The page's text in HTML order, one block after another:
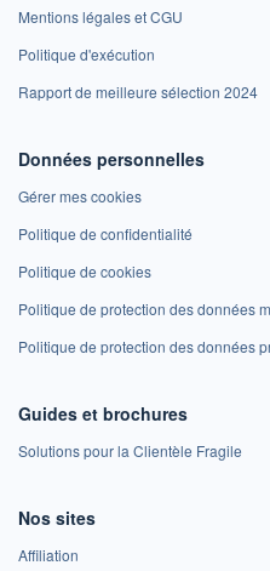
Mentions légales et CGU
Politique d'exécution
Rapport de meilleure sélection 2024
Données personnelles
Gérer mes cookies
Politique de confidentialité
Politique de cookies
Politique de protection des données
Politique de protection des données
Guides et brochures
Solutions pour la Clientèle Fragile
Nos sites
Affiliation